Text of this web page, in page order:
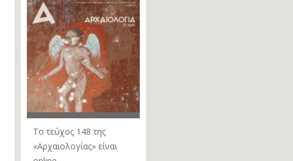
Το τεύχος 148 της
«Αρχαιολογίας» είναι